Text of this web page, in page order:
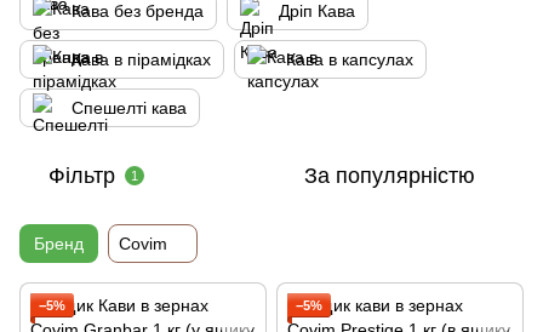
Кава без бренда Дріп Кава
Кава в пірамідках Кава в капсулах
Спешелті кава
Фільтр 1 За популярністю
Бренд Covim
−5% −5%